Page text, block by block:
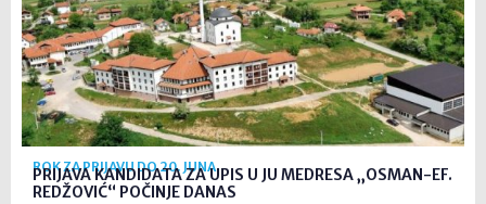
ROK ZA PRIJAVU DO 20. JUNA
PRIJAVA KANDIDATA ZA UPIS U JU MEDRESA „OSMAN-EF.
REDŽOVIĆ“ POČINJE DANAS